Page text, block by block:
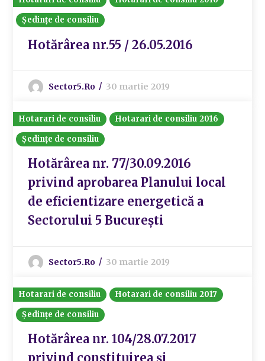
Ședințe de consiliu
Hotărârea nr.55 / 26.05.2016
Sector5.ro 30 martie 2019
Hotarari de consiliu
Hotarari de consiliu 2016
Ședințe de consiliu
Hotărârea nr. 77/30.09.2016
privind aprobarea Planului local
de eficientizare energetică a
Sectorului 5 București
Sector5.ro 30 martie 2019
Hotarari de consiliu
Hotarari de consiliu 2017
Ședințe de consiliu
Hotărârea nr. 104/28.07.2017
privind constituirea și